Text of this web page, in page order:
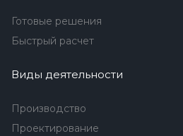
Готовые решения
Быстрый расчет
Виды деятельности
Производство
Проектирование